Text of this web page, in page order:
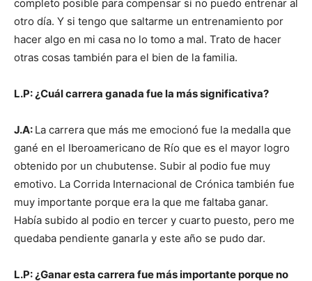
completo posible para compensar si no puedo entrenar al
otro día. Y si tengo que saltarme un entrenamiento por
hacer algo en mi casa no lo tomo a mal. Trato de hacer
otras cosas también para el bien de la familia.
L.P: ¿Cuál carrera ganada fue la más significativa?
J.A: La carrera que más me emocionó fue la medalla que
gané en el Iberoamericano de Río que es el mayor logro
obtenido por un chubutense. Subir al podio fue muy
emotivo. La Corrida Internacional de Crónica también fue
muy importante porque era la que me faltaba ganar.
Había subido al podio en tercer y cuarto puesto, pero me
quedaba pendiente ganarla y este año se pudo dar.
L.P: ¿Ganar esta carrera fue más importante porque no